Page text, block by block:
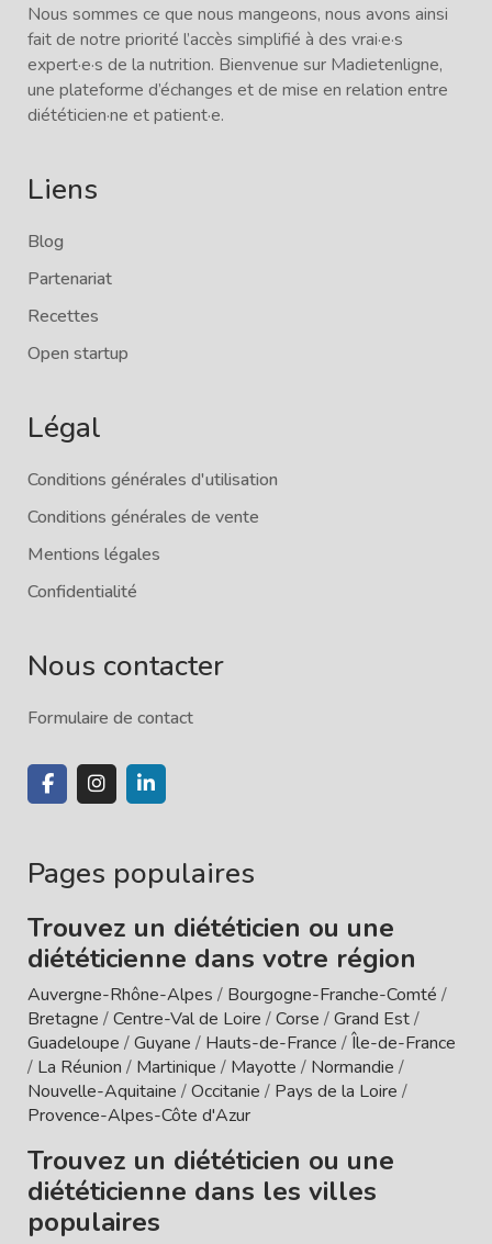
Nous sommes ce que nous mangeons, nous avons ainsi
fait de notre priorité l’accès simplifié à des vrai·e·s
expert·e·s de la nutrition. Bienvenue sur Madietenligne,
une plateforme d’échanges et de mise en relation entre
diététicien·ne et patient·e.
Liens
Blog
Partenariat
Recettes
Open startup
Légal
Conditions générales d'utilisation
Conditions générales de vente
Mentions légales
Confidentialité
Nous contacter
Formulaire de contact
Pages populaires
Trouvez un diététicien ou une
diététicienne dans votre région
Auvergne-Rhône-Alpes / Bourgogne-Franche-Comté /
Bretagne /Centre-Val de Loire /Corse /Grand Est/
Guadeloupe /Guyane / Hauts-de-France /Île-de-France
/ La Réunion / Martinique / Mayotte / Normandie /
Nouvelle-Aquitaine /Occitanie / Pays de la Loire /
Provence-Alpes-Côte d'Azur
Trouvez un diététicien ou une
diététicienne dans les villes
populaires